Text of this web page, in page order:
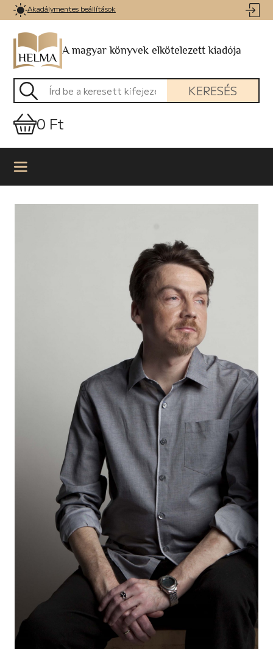
Akadálymentes beállítások
A magyar könyvek elkötelezett kiadója
KERESÉS
0 Ft